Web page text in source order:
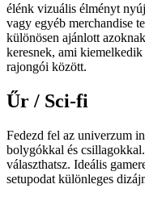
élénk vizuális élményt
vagy egyéb merchandise
különösen ajánlott
keresnek, ami
rajongói között.
Űr / Sci-fi
Fedezd fel az univerzum
bolygókkal és
választhatsz. Ideális
setupodat különleges